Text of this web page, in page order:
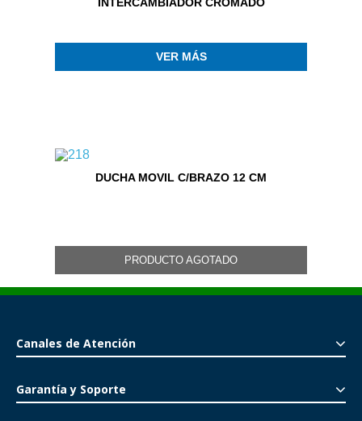
INTERCAMBIADOR CROMADO
VER MÁS
DUCHA MOVIL C/BRAZO 12 CM
PRODUCTO AGOTADO
Canales de Atención
Garantía y Soporte